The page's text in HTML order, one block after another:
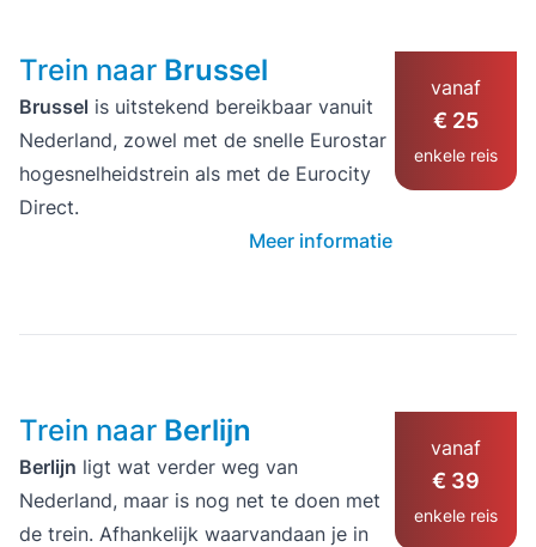
vanaf
€ 25
enkele reis
Trein naar Brussel
Brussel is uitstekend bereikbaar vanuit
Nederland, zowel met de snelle Eurostar
hogesnelheidstrein als met de Eurocity
Direct.
Meer informatie
vanaf
€ 39
enkele reis
Trein naar Berlijn
Berlijn ligt wat verder weg van
Nederland, maar is nog net te doen met
de trein. Afhankelijk waarvandaan je in